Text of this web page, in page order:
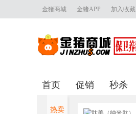
金猪商城 金猪APP 加入收藏
首页 促销 秒杀
热卖